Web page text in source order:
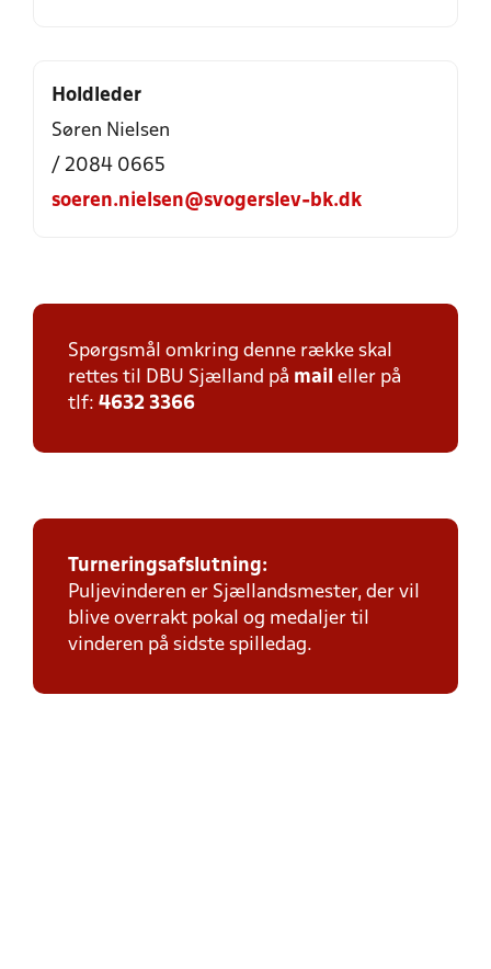
Holdleder
Søren Nielsen
/ 2084 0665
soeren.nielsen@svogerslev-bk.dk
Spørgsmål omkring denne række skal
rettes til DBU Sjælland på mail eller på
tlf: 4632 3366
Turneringsafslutning:
Puljevinderen er Sjællandsmester, der vil
blive overrakt pokal og medaljer til
vinderen på sidste spilledag.